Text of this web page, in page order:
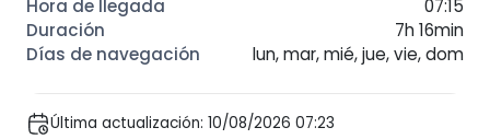
07:15
7h 16min
lun, mar, mié, jue, vie, dom
Última actualización: 10/08/2026 07:23